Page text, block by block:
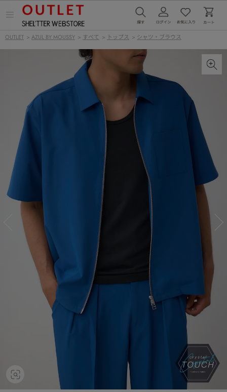
ー
を
OUTLET > AZUL BY MOUSSY > すべて > トップス > シャツ・ブラウス